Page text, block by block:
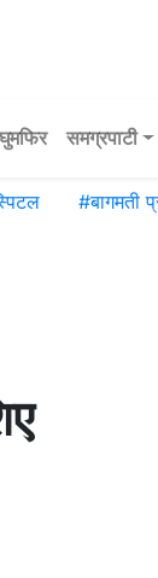
घुमफिर समग्रपाटी
#बागमती